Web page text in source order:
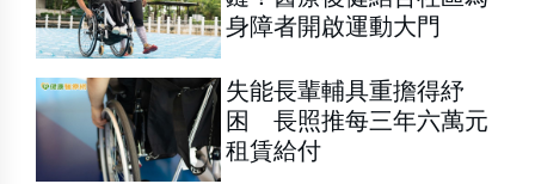
身障者開啟運動大門
失能長輩輔具重擔得紓
困 長照推每三年六萬元
租賃給付